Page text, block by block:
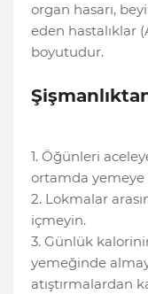
organ hasarı,
eden hastalıklar
boyutudur.
1. Öğünleri
ortamda yemeye
2. Lokmalar
içmeyin.
3. Günlük
yemeğinde
atıştırmalardan